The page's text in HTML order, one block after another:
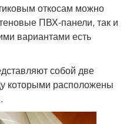
откосам можно
ПВХ-панели, так и
вариантами есть
собой две
которыми расположены